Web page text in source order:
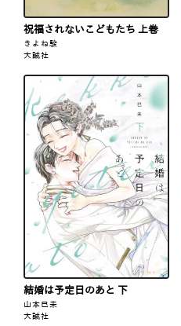
祝福されないこどもたち 上巻
きよね駿
大誠社
結婚は予定日のあと 下
山本巳未
大誠社